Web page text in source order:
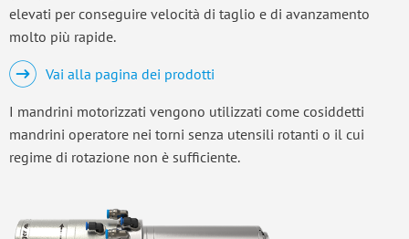
elevati per conseguire velocità di taglio e di avanzamento
molto più rapide.
Vai alla pagina dei prodotti
I mandrini motorizzati vengono utilizzati come cosiddetti
mandrini operatore nei torni senza utensili rotanti o il cui
regime di rotazione non è sufficiente.